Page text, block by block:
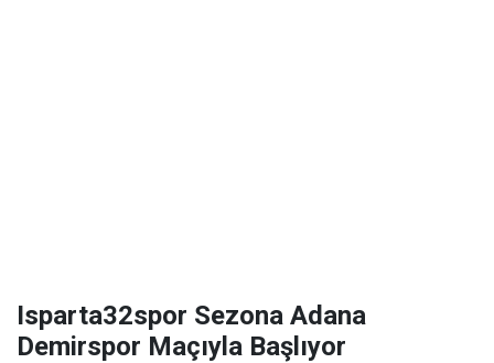
Isparta32spor Sezona Adana
Demirspor Maçıyla Başlıyor